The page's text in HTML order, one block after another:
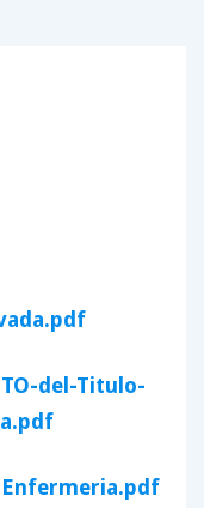
del-Titulo-
Enfermeria.pdf